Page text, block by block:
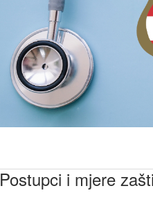
Postupci i mjere